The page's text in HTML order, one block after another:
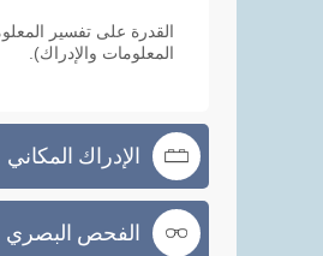
القدرة على تفسير
المعلومات والإدراك).
الإدراك المكاني
الفحص البصري